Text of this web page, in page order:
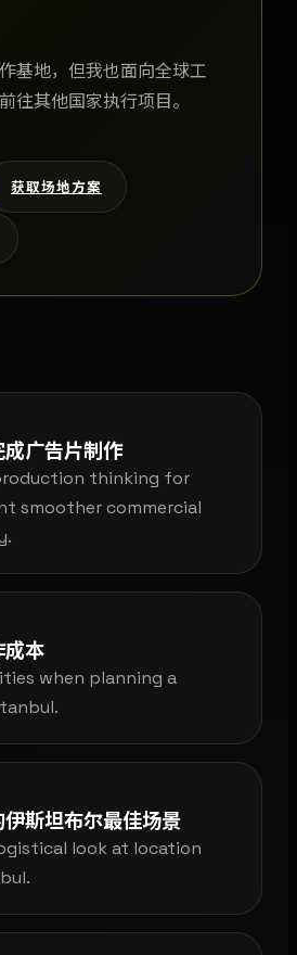
基地，但我也面向全球工
往其他国家执行项目。
获取场地方案
广告片制作
thinking for
smoother commercial
成本
when planning a
斯坦布尔最佳场景
look at location